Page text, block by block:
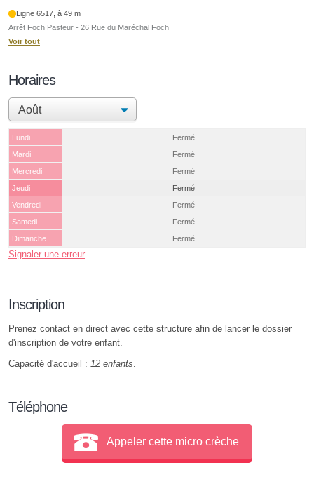
Ligne 6517, à 49 m
Arrêt Foch Pasteur - 26 Rue du Maréchal Foch
Voir tout
Horaires
Lundi
Fermé
Mardi
Fermé
Mercredi
Fermé
Jeudi
Fermé
Vendredi
Fermé
Samedi
Fermé
Dimanche
Fermé
Signaler une erreur
Inscription
Prenez contact en direct avec cette structure afin de lancer le dossier
d'inscription de votre enfant.
Capacité d'accueil : 12 enfants
Téléphone
Appeler cette micro crèche